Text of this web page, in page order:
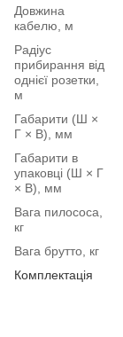
Довжина
кабелю, м
Радіус
прибирання від
однієї розетки,
м
Габарити (Ш ×
Г × В), мм
Габарити в
упаковці (Ш × Г
× В), мм
Вага пилососа,
кг
Вага брутто, кг
Комплектація